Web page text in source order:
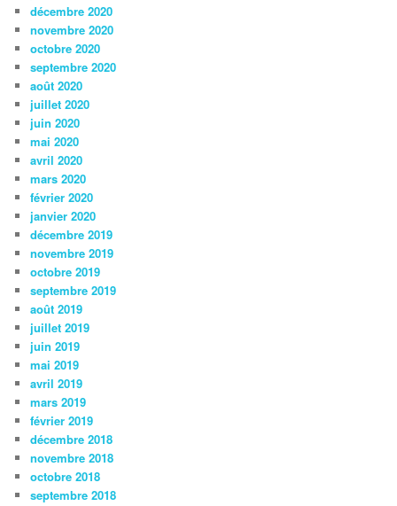
décembre 2020
novembre 2020
octobre 2020
septembre 2020
août 2020
juillet 2020
juin 2020
mai 2020
avril 2020
mars 2020
février 2020
janvier 2020
décembre 2019
novembre 2019
octobre 2019
septembre 2019
août 2019
juillet 2019
juin 2019
mai 2019
avril 2019
mars 2019
février 2019
décembre 2018
novembre 2018
octobre 2018
septembre 2018